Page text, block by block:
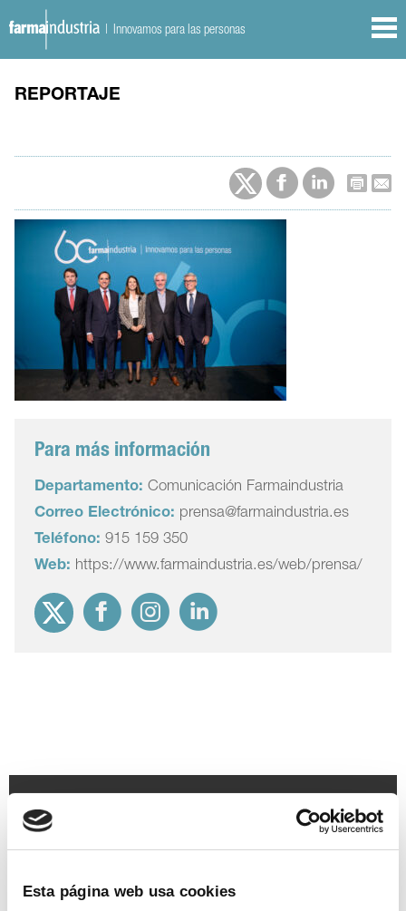
Esta página web usa cookies
| Innovamos para las personas
REPORTAJE
Para más información
Departamento: Comunicación Farmaindustria
Correo Electrónico: prensa@farmaindustria.es
Teléfono: 915 159 350
Web: https://www.farmaindustria.es/web/prensa/
TEMAS
Acceso Coronavirus Ensayos clínicos Farmaindustria
Legislación MedicamentosPacientes